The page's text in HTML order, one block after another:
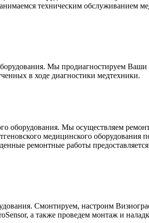
техническим обслуживанием
Мы продиагностируем
в ходе диагностики медтехники.
оборудования. Мы осуществляем
медицинского оборудования
ремонтные работы
Смонтируем, настроим
а также проведем монтаж и